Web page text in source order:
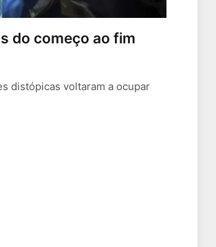
do começo ao fim
distópicas voltaram a ocupar